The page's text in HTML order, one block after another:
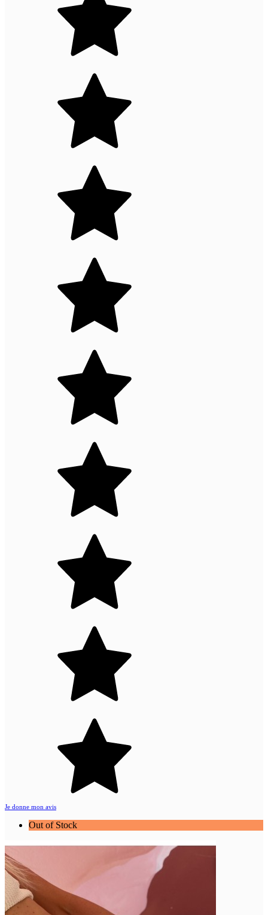
Je donne mon avis
Out of Stock